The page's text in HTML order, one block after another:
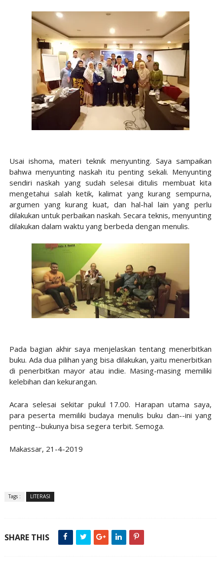
Usai ishoma, materi teknik menyunting. Saya sampaikan
bahwa menyunting naskah itu penting sekali. Menyunting
sendiri naskah yang sudah selesai ditulis membuat kita
mengetahui salah ketik, kalimat yang kurang sempurna,
argumen yang kurang kuat, dan hal-hal lain yang perlu
dilakukan untuk perbaikan naskah. Secara teknis, menyunting
dilakukan dalam waktu yang berbeda dengan menulis.
Pada bagian akhir saya menjelaskan tentang menerbitkan
buku. Ada dua pilihan yang bisa dilakukan, yaitu menerbitkan
di penerbitkan mayor atau indie. Masing-masing memiliki
kelebihan dan kekurangan.
Acara selesai sekitar pukul 17.00. Harapan utama saya,
para peserta memiliki budaya menulis buku dan--ini yang
penting--bukunya bisa segera terbit. Semoga.
Makassar, 21-4-2019
Tags : LITERASI
SHARE THIS